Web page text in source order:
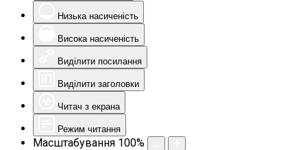
Низька насиченість
Висока насиченість
Виділити посилання
Виділити заголовки
Читач з екрана
Режим читання
Масштабування 100%